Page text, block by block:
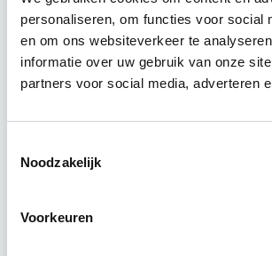
personaliseren, om functies voor social
en om ons websiteverkeer te
informatie over uw gebruik van onze
partners voor social media, adverteren
Noodzakelijk
Voorkeuren
De cursus Brandveiligheid
inzicht in de belangrijke aspecten van
brandveiligheid, waaronder de
Deze opleiding is in Utrecht
combinatie van e-learnings en